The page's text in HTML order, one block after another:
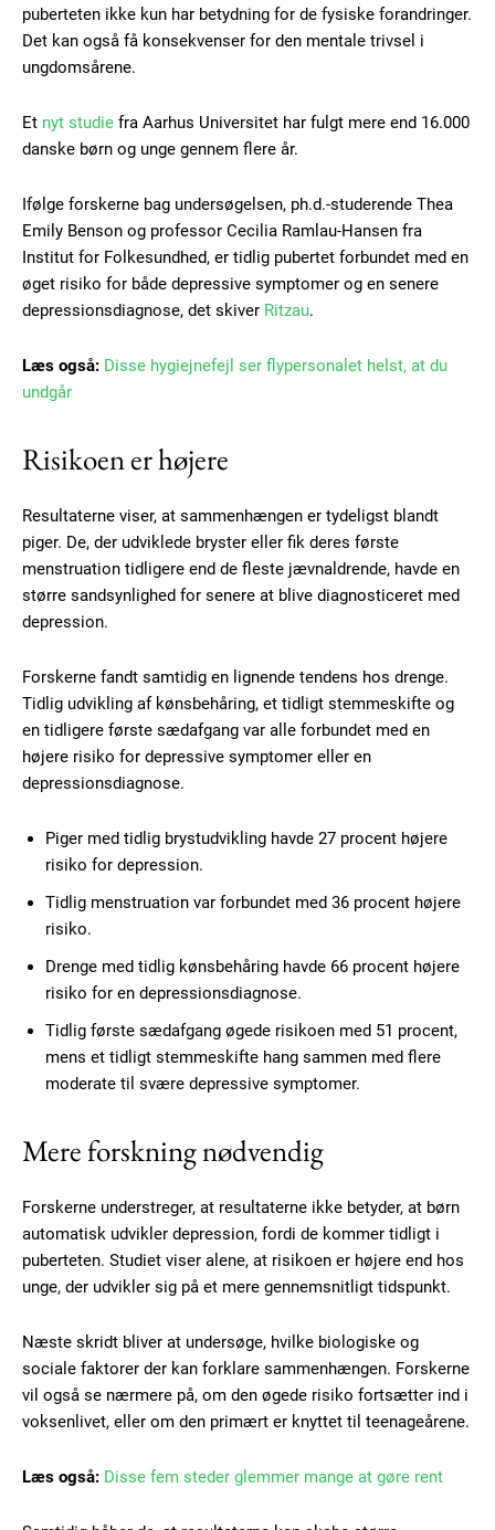
Subscription Plans
Free limited access
Gratis / forever
Praesent euismod ac
Ut mollis pellentesque tortor
Nullam eu erat condimentum
Orci varius natoque dolor
puberteten ikke kun har betydning for de fysiske forandringer.
Det kan også få konsekvenser for den mentale trivsel i
ungdomsårene.
Et nyt studie fra Aarhus Universitet har fulgt mere end 16.000
danske børn og unge gennem flere år.
Ifølge forskerne bag undersøgelsen, ph.d.-studerende Thea
Emily Benson og professor Cecilia Ramlau-Hansen fra
Institut for Folkesundhed, er tidlig pubertet forbundet med en
øget risiko for både depressive symptomer og en senere
depressionsdiagnose, det skiver Ritzau.
Læs også: Disse hygiejnefejl ser flypersonalet helst, at du
undgår
Risikoen er højere
Resultaterne viser, at sammenhængen er tydeligst blandt
piger. De, der udviklede bryster eller fik deres første
menstruation tidligere end de fleste jævnaldrende, havde en
større sandsynlighed for senere at blive diagnosticeret med
depression.
Forskerne fandt samtidig en lignende tendens hos drenge.
Tidlig udvikling af kønsbehåring, et tidligt stemmeskifte og
en tidligere første sædafgang var alle forbundet med en
højere risiko for depressive symptomer eller en
depressionsdiagnose.
Piger med tidlig brystudvikling havde 27 procent højere
risiko for depression.
Tidlig menstruation var forbundet med 36 procent højere
risiko.
Drenge med tidlig kønsbehåring havde 66 procent højere
risiko for en depressionsdiagnose.
Tidlig første sædafgang øgede risikoen med 51 procent,
mens et tidligt stemmeskifte hang sammen med flere
moderate til svære depressive symptomer.
Mere forskning nødvendig
Forskerne understreger, at resultaterne ikke betyder, at børn
automatisk udvikler depression, fordi de kommer tidligt i
puberteten. Studiet viser alene, at risikoen er højere end hos
unge, der udvikler sig på et mere gennemsnitligt tidspunkt.
Næste skridt bliver at undersøge, hvilke biologiske og
sociale faktorer der kan forklare sammenhængen. Forskerne
vil også se nærmere på, om den øgede risiko fortsætter ind i
voksenlivet, eller om den primært er knyttet til teenageårene.
Læs også: Disse fem steder glemmer mange at gøre rent